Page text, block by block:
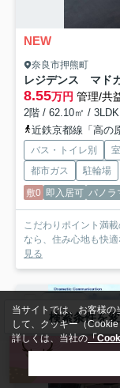
NEW
奈良市押熊町
レジデンス マド
8.55万円 管理/共
2階 / 62.10㎡ /
近鉄京都線「高の原
バス・トイレ別
都市ガス
駐輪場
敷0 即入居可 パノラ
こだわりポイント満
なら、住み心地も快
見る
検索条件を
来店予
当サイトでは、お客様の
して、クッキー（
詳しくは、当社の 「